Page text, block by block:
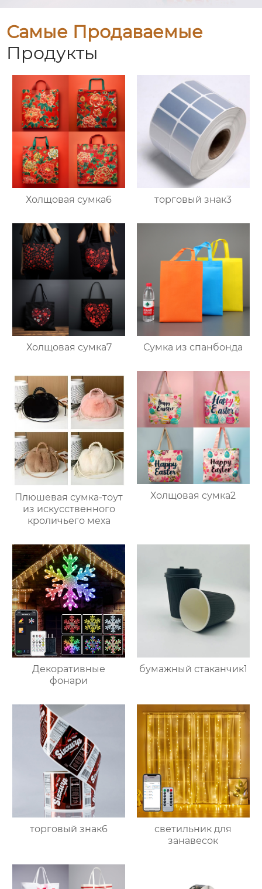
Самые Продаваемые
Продукты
Холщовая сумка6 торговый знак3
Холщовая сумка7 Сумка из спанбонда
Плюшевая сумка-тоут
из искусственного
кроличьего меха
Холщовая сумка2
Декоративные
фонари
бумажный стаканчик1
торговый знак6
светильник для
занавесок